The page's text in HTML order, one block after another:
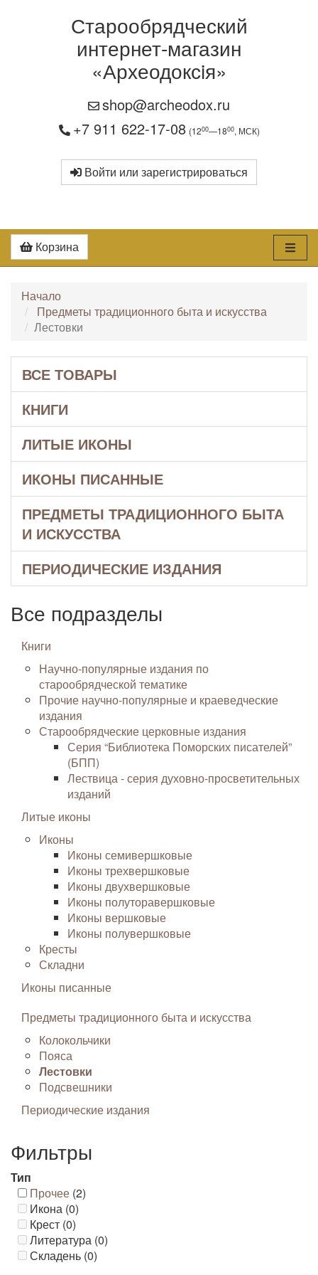
Старообрядческий
интернет-магазин
«Археодоксiя»
shop@archeodox.ru
+7 911 622-17-08 (1200—1800, МСК)
Войти или зарегистрироваться
Корзина
Начало
Предметы традиционного быта и искусства
Лестовки
ВСЕ ТОВАРЫ
КНИГИ
ЛИТЫЕ ИКОНЫ
ИКОНЫ ПИСАННЫЕ
ПРЕДМЕТЫ ТРАДИЦИОННОГО БЫТА
И ИСКУССТВА
ПЕРИОДИЧЕСКИЕ ИЗДАНИЯ
Все подразделы
Книги
Научно-популярные издания по
старообрядческой тематике
Прочие научно-популярные и краеведческие
издания
Старообрядческие церковные издания
Серия “Библиотека Поморских писателей”
(БПП)
Лествица - серия духовно-просветительных
изданий
Литые иконы
Иконы
Иконы семивершковые
Иконы трехвершковые
Иконы двухвершковые
Иконы полуторавершковые
Иконы вершковые
Иконы полувершковые
Кресты
Складни
Иконы писанные
Предметы традиционного быта и искусства
Колокольчики
Пояса
Лестовки
Подсвешники
Периодические издания
Фильтры
Тип
Прочее (2)
Икона (0)
Крест (0)
Литература (0)
Складень (0)